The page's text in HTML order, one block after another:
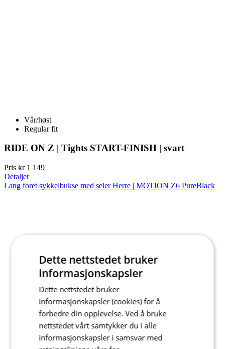
Vår/høst
Regular fit
RIDE ON Z | Tights START-FINISH | svart
Pris kr 1 149
Detaljer
Lang foret sykkelbukse med seler Herre | MOTION Z6 PureBlack
Dette nettstedet bruker
informasjonskapsler
Dette nettstedet bruker
informasjonskapsler (cookies) for å
forbedre din opplevelse. Ved å bruke
nettstedet vårt samtykker du i alle
informasjonskapsler i samsvar med